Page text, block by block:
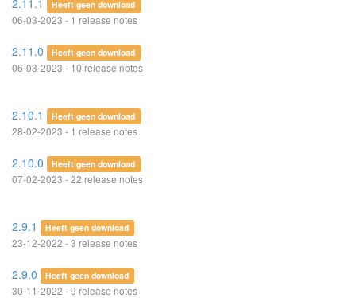
2.11.1 Heeft geen download
06-03-2023 - 1 release notes
2.11.0 Heeft geen download
06-03-2023 - 10 release notes
2.10.1 Heeft geen download
28-02-2023 - 1 release notes
2.10.0 Heeft geen download
07-02-2023 - 22 release notes
2.9.1 Heeft geen download
23-12-2022 - 3 release notes
2.9.0 Heeft geen download
30-11-2022 - 9 release notes